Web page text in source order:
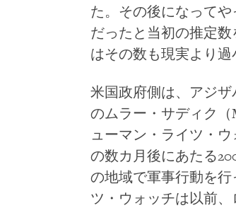
た。その後になって
だったと当初の推定
はその数も現実より過
米国政府側は、アジ
のムラー・サディク（
ューマン・ライツ・
の数カ月後にあたる
の地域で軍事行動を
ツ・ウォッチは以前